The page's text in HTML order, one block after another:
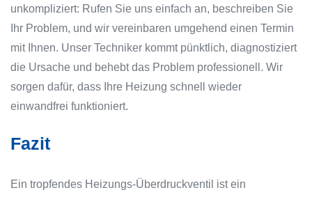
unkompliziert: Rufen Sie uns einfach an, beschreiben Sie
Ihr Problem, und wir vereinbaren umgehend einen Termin
mit Ihnen. Unser Techniker kommt pünktlich, diagnostiziert
die Ursache und behebt das Problem professionell. Wir
sorgen dafür, dass Ihre Heizung schnell wieder
einwandfrei funktioniert.
Fazit
Ein tropfendes Heizungs-Überdruckventil ist ein